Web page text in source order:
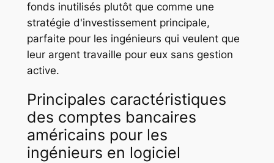
fonds inutilisés plutôt que comme une
stratégie d'investissement principale,
parfaite pour les ingénieurs qui veulent que
leur argent travaille pour eux sans gestion
active.
Principales caractéristiques
des comptes bancaires
américains pour les
ingénieurs en logiciel